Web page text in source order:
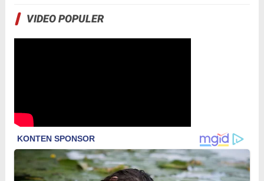
VIDEO POPULER